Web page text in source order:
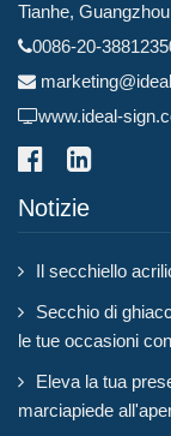
Tianhe,
0086-20-
www.ideal-
Notizie
Il secchiello
Secchio di
le tue occasioni
Eleva la tua
marciapiede